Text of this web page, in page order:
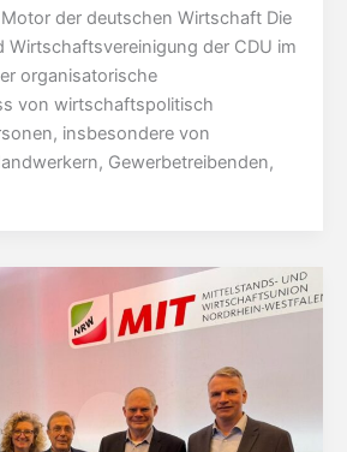
der deutschen Wirtschaft Die
der CDU im
organisatorische
von wirtschaftspolitisch
insbesondere von
Gewerbetreibenden,